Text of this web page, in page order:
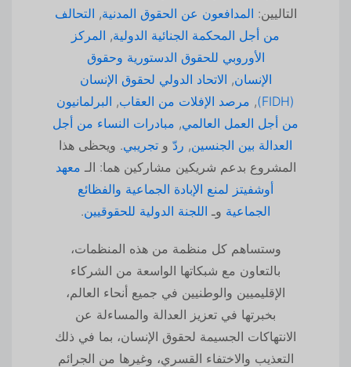
التاليين: المدافعون عن الحقوق المدنية, التحالف
من أجل المحكمة الجنائية الدولية, المركز
الأوروبي للحقوق الدستورية وحقوق
الإنسان, الاتحاد الدولي لحقوق الإنسان
(FIDH)
, مرصد الإفلات من العقاب, البرلمانيون
من أجل العمل العالمي, مبادرات النساء من أجل
العدالة بين الجنسين, ردّ و تجريبي. ويحظى هذا
المشروع بدعم شريكين مشاركين هما: الـ معهد
أوشفيتز لمنع الإبادة الجماعية والفظائع
الجماعية وـ اللجنة الدولية للحقوقيين.
وستساهم كل منظمة من هذه المنظمات،
بالتعاون مع شبكاتها الواسعة من الشركاء
الإقليميين والوطنيين في جميع أنحاء العالم،
بخبرتها في تعزيز العدالة والمساءلة عن
الانتهاكات الجسيمة لحقوق الإنسان، بما في ذلك
التعذيب والاختفاء القسري، وغيرها من الجرائم